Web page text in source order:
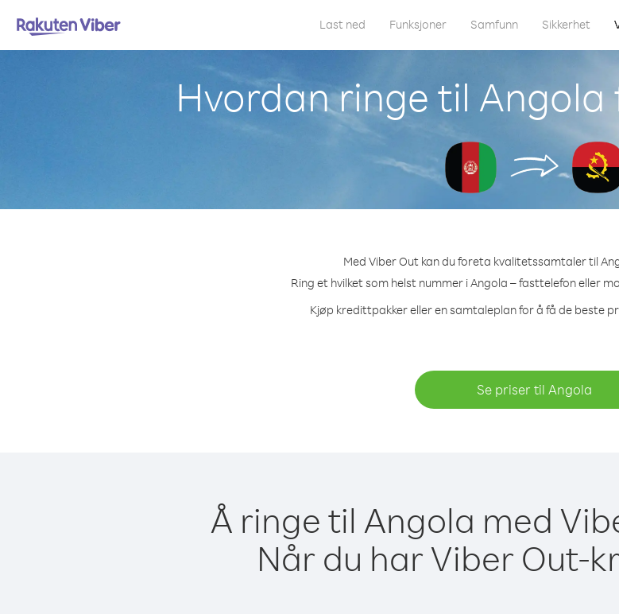
Last ned Funksjoner Samfunn Sikkerhet
Hvordan ringe til
Med Viber Out kan du foreta kvalitetssamtaler til
Ring et hvilket som helst nummer i Angola – fasttelefon eller
Kjøp kredittpakker eller en samtaleplan for å få de beste
Se priser til Angola
Å ringe til Angola med
Når du har Viber Out-